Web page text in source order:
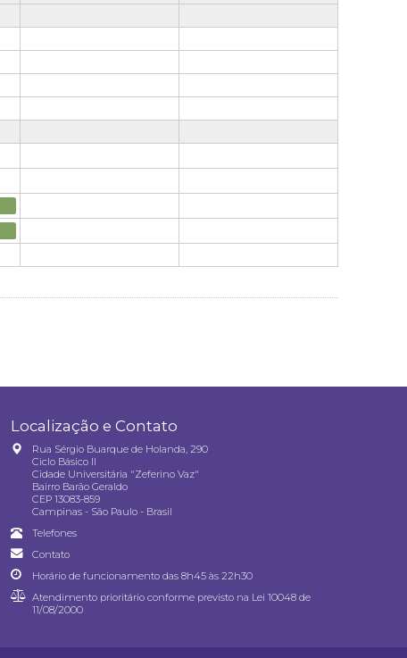
Localização e Contato
Rua Sérgio Buarque de Holanda, 290
Ciclo Básico II
Cidade Universitária "Zeferino Vaz"
Bairro Barão Geraldo
CEP 13083-859
Campinas - São Paulo - Brasil
Telefones
Contato
Horário de funcionamento das 8h45 às 22h30
Atendimento prioritário conforme previsto na Lei 10048 de
11/08/2000